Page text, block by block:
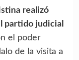
realizó
partido judicial
el poder
de la visita a